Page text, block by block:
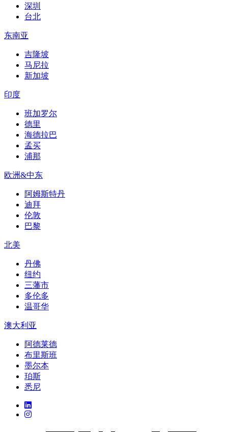
深圳
台北
东南亚
吉隆坡
马尼拉
新加坡
印度
班加罗尔
德里
海德拉巴
孟买
浦那
欧洲&中东
阿姆斯特丹
迪拜
伦敦
巴黎
北美
丹佛
纽约
三藩市
多伦多
温哥华
澳大利亚
阿德莱德
布里斯班
墨尔本
珀斯
悉尼